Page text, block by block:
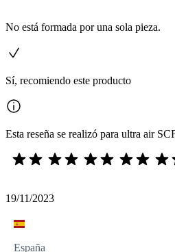
No está formada por una sola pieza.
Sí, recomiendo este producto
Esta reseña se realizó para ultra air
19/11/2023
España